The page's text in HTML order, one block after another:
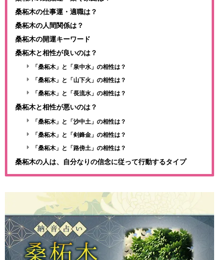
桑柘木の仕事運・適職は？
桑柘木の人間関係は？
桑柘木の開運キーワード
桑柘木と相性が良いのは？
「桑柘木」と「泉中水」の相性は？
「桑柘木」と「山下火」の相性は？
「桑柘木」と「長流水」の相性は？
桑柘木と相性が悪いのは？
「桑柘木」と「沙中土」の相性は？
「桑柘木」と「剣鋒金」の相性は？
「桑柘木」と「路傍土」の相性は？
桑柘木の人は、自分なりの信念に従って行動するタイプ